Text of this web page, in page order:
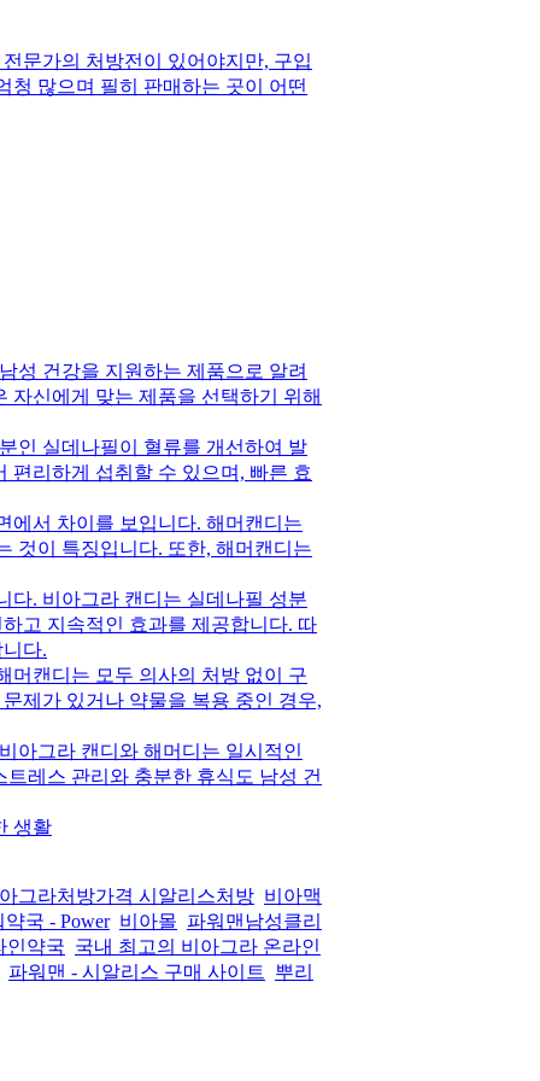
문가의 처방전이 있어야지만, 구입
청 많으며 필히 판매하는 곳이 어떤
성 건강을 지원하는 제품으로 알려
자신에게 맞는 제품을 선택하기 위해
인 실데나필이 혈류를 개선하여 발
편리하게 섭취할 수 있으며, 빠른 효
에서 차이를 보입니다. 해머캔디는
것이 특징입니다. 또한, 해머캔디는
다. 비아그라 캔디는 실데나필 성분
고 지속적인 효과를 제공합니다. 따
다.
머캔디는 모두 의사의 처방 없이 구
제가 있거나 약물을 복용 중인 경우,
아그라 캔디와 해머디는 일시적인
레스 관리와 충분한 휴식도 남성 건
생활
그라처방가격 시알리스처방 비아맥
약국 - Power 비아몰 파워맨남성클리
인약국 국내 최고의 비아그라 온라인
파워맨 - 시알리스 구매 사이트
뿌리